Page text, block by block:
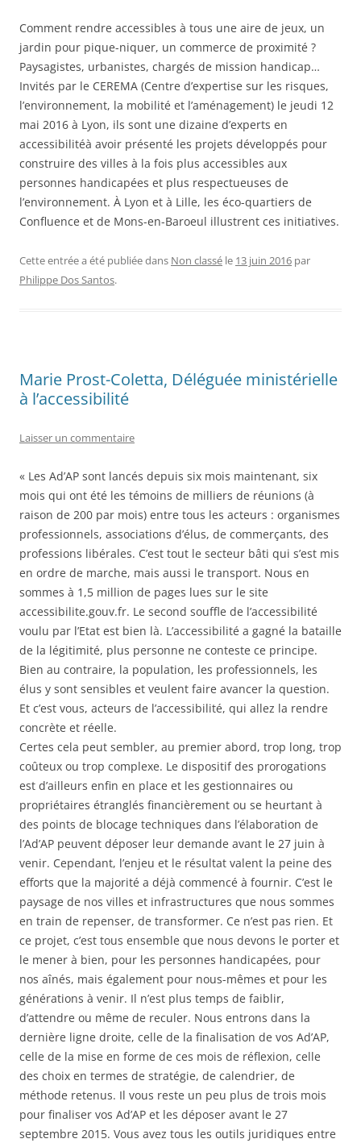
Comment rendre accessibles à tous une aire de jeux, un
jardin pour pique-niquer, un commerce de proximité ?
Paysagistes, urbanistes, chargés de mission handicap…
Invités par le CEREMA (Centre d’expertise sur les risques,
l’environnement, la mobilité et l’aménagement) le jeudi 12
mai 2016 à Lyon, ils sont une dizaine d’experts en
accessibilitéà avoir présenté les projets développés pour
construire des villes à la fois plus accessibles aux
personnes handicapées et plus respectueuses de
l’environnement. À Lyon et à Lille, les éco-quartiers de
Confluence et de Mons-en-Baroeul illustrent ces initiatives.
Cette entrée a été publiée dans Non classé le 13 juin 2016 par
Philippe Dos Santos.
Marie Prost-Coletta, Déléguée ministérielle
à l’accessibilité
Laisser un commentaire
« Les Ad’AP sont lancés depuis six mois maintenant, six
mois qui ont été les témoins de milliers de réunions (à
raison de 200 par mois) entre tous les acteurs : organismes
professionnels, associations d’élus, de commerçants, des
professions libérales. C’est tout le secteur bâti qui s’est mis
en ordre de marche, mais aussi le transport. Nous en
sommes à 1,5 million de pages lues sur le site
accessibilite.gouv.fr. Le second souffle de l’accessibilité
voulu par l’Etat est bien là. L’accessibilité a gagné la bataille
de la légitimité, plus personne ne conteste ce principe.
Bien au contraire, la population, les professionnels, les
élus y sont sensibles et veulent faire avancer la question.
Et c’est vous, acteurs de l’accessibilité, qui allez la rendre
concrète et réelle.
Certes cela peut sembler, au premier abord, trop long, trop
coûteux ou trop complexe. Le dispositif des prorogations
est d’ailleurs enfin en place et les gestionnaires ou
propriétaires étranglés financièrement ou se heurtant à
des points de blocage techniques dans l’élaboration de
l’Ad’AP peuvent déposer leur demande avant le 27 juin à
venir. Cependant, l’enjeu et le résultat valent la peine des
efforts que la majorité a déjà commencé à fournir. C’est le
paysage de nos villes et infrastructures que nous sommes
en train de repenser, de transformer. Ce n’est pas rien. Et
ce projet, c’est tous ensemble que nous devons le porter et
le mener à bien, pour les personnes handicapées, pour
nos aînés, mais également pour nous-mêmes et pour les
générations à venir. Il n’est plus temps de faiblir,
d’attendre ou même de reculer. Nous entrons dans la
dernière ligne droite, celle de la finalisation de vos Ad’AP,
celle de la mise en forme de ces mois de réflexion, celle
des choix en termes de stratégie, de calendrier, de
méthode retenus. Il vous reste un peu plus de trois mois
pour finaliser vos Ad’AP et les déposer avant le 27
septembre 2015. Vous avez tous les outils juridiques entre